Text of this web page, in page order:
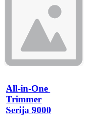
All-in-One
Trimmer
Serija 9000